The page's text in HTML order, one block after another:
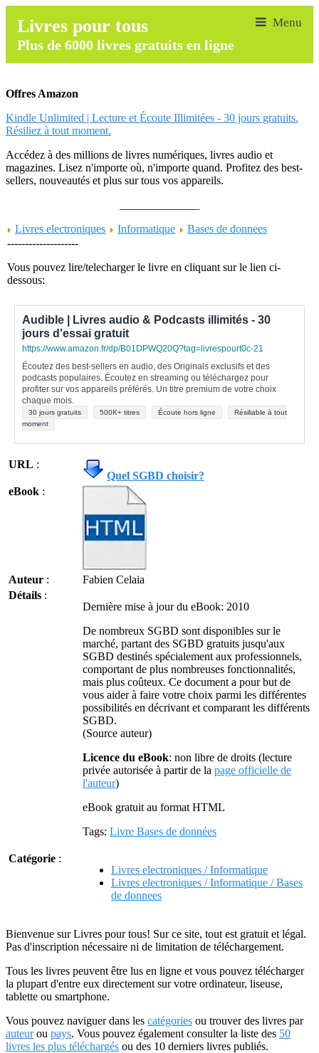
Livres pour tous
Plus de 6000 livres gratuits en ligne
Offres Amazon
Kindle Unlimited | Lecture et Écoute Illimitées - 30 jours gratuits.
Résiliez à tout moment.
Accédez à des millions de livres numériques, livres audio et
magazines. Lisez n'importe où, n'importe quand. Profitez des best-
sellers, nouveautés et plus sur tous vos appareils.
Livres electroniques
Informatique
Bases de donnees
--------------------
Vous pouvez lire/telecharger le livre en cliquant sur le lien ci-
dessous:
Audible | Livres audio & Podcasts illimités - 30
jours d'essai gratuit
https://www.amazon.fr/dp/B01DPWQ20Q?tag=livrespourt0c-21
Écoutez des best-sellers en audio, des Originals exclusifs et des
podcasts populaires. Écoutez en streaming ou téléchargez pour
profiter sur vos appareils préférés. Un titre premium de votre choix
chaque mois.
30 jours gratuits 500K+ titres Écoute hors ligne
Résiliable à tout
moment
URL :
Quel SGBD choisir?
eBook :
Auteur :
Fabien Celaia
Détails :
Dernière mise à jour du eBook: 2010
De nombreux SGBD sont disponibles sur le
marché, partant des SGBD gratuits jusqu'aux
SGBD destinés spécialement aux professionnels,
comportant de plus nombreuses fonctionnalités,
mais plus coûteux. Ce document a pour but de
vous aider à faire votre choix parmi les différentes
possibilités en décrivant et comparant les différents
SGBD.
(Source auteur)
Licence du eBook: non libre de droits (lecture
privée autorisée à partir de la page officielle de
l'auteur)
eBook gratuit au format HTML
Tags: Livre Bases de données
Catégorie :
Livres electroniques / Informatique
Livres electroniques / Informatique / Bases
de donnees
Bienvenue sur Livres pour tous! Sur ce site, tout est gratuit et légal.
Pas d'inscription nécessaire ni de limitation de téléchargement.
Tous les livres peuvent être lus en ligne et vous pouvez télécharger
la plupart d'entre eux directement sur votre ordinateur, liseuse,
tablette ou smartphone.
Vous pouvez naviguer dans les catégories ou trouver des livres par
auteurou pays. Vous pouvez également consulter la liste des 50
livres les plus téléchargés ou des 10 derniers livres publiés.